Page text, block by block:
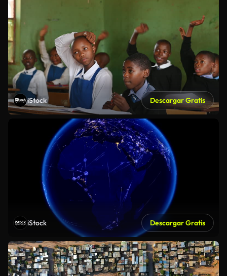
iStock Descargar Gratis
iStock Descargar Gratis